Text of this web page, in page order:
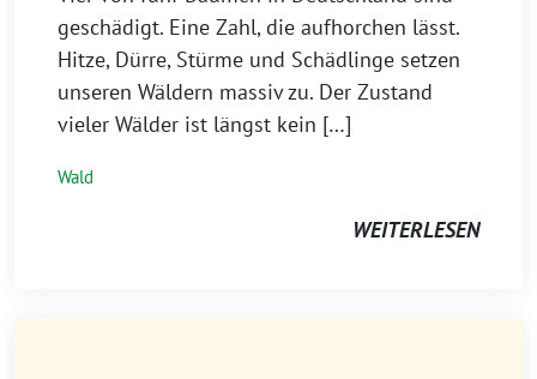
geschädigt. Eine Zahl, die aufhorchen lässt.
Hitze, Dürre, Stürme und Schädlinge setzen
unseren Wäldern massiv zu. Der Zustand
vieler Wälder ist längst kein […]
Wald
WEITERLESEN